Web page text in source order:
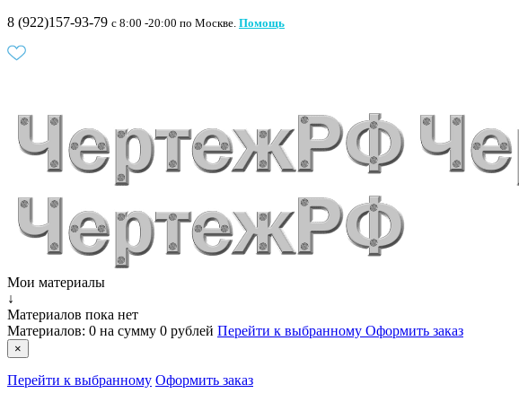
8 (922)157-93-79 c 8:00 -20:00 по Москве. Помощь
Мои материалы
↓
Материалов пока нет
Материалов: 0 на сумму 0 рублей Перейти к выбранному Оформить заказ
×
Перейти к выбранному Оформить заказ